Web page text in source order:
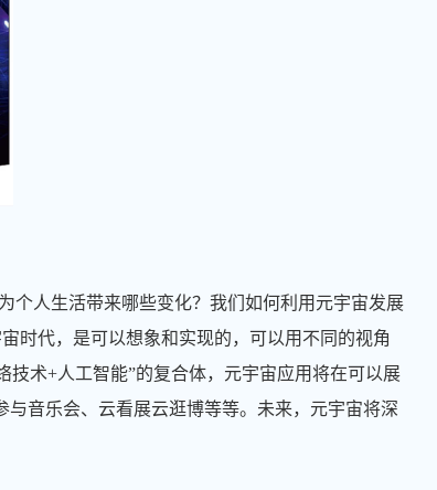
个人生活带来哪些变化？我们如何利用元宇宙发展
时代，是可以想象和实现的，可以用不同的视角
术+人工智能”的复合体，元宇宙应用将在可以展
音乐会、云看展云逛博等等。未来，元宇宙将深